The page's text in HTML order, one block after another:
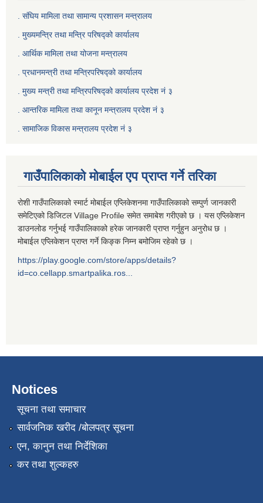
. संघिय मामिला तथा सामान्य प्रशासन मन्त्रालय
. मुख्यमन्त्रि तथा मन्त्रि परिषद्को कार्यालय
. आर्थिक मामिला तथा योजना मन्त्रालय
. प्रधानमन्त्री तथा मन्त्रिपरिषद्को कार्यालय
. मुख्य मन्त्री तथा मन्त्रिपरिषद्को कार्यालय प्रदेश नं ३
. आन्तरिक मामिला तथा कानून मन्त्रालय प्रदेश नं ३
‍. सामाजिक विकास मन्त्रालय प्रदेश नं ३
गाउँपालिकाको मोबाईल एप प्राप्त गर्ने तरिका
रोशी गाउँपालिकाको स्मार्ट मोबाईल एप्लिकेशनमा गाउँपालिकाको सम्पुर्ण जानकारी
समेटिएको डिजिटल Village Profile समेत समाबेश गरीएको छ । यस एप्लिकेशन
डाउनलोड गर्नुभई गाउँपालिकाको हरेक जानकारी प्राप्त गर्नुहुन अनुरोध छ ।
मोबाईल एप्लिकेशन प्राप्त गर्ने किङ्क निम्न बमोजिम रहेको छ ।
https://play.google.com/store/apps/details?
id=co.cellapp.smartpalika.ros...
Notices
सूचना तथा समाचार
सार्वजनिक खरीद /बोलपत्र सूचना
एन, कानुन तथा निर्देशिका
कर तथा शुल्कहरु